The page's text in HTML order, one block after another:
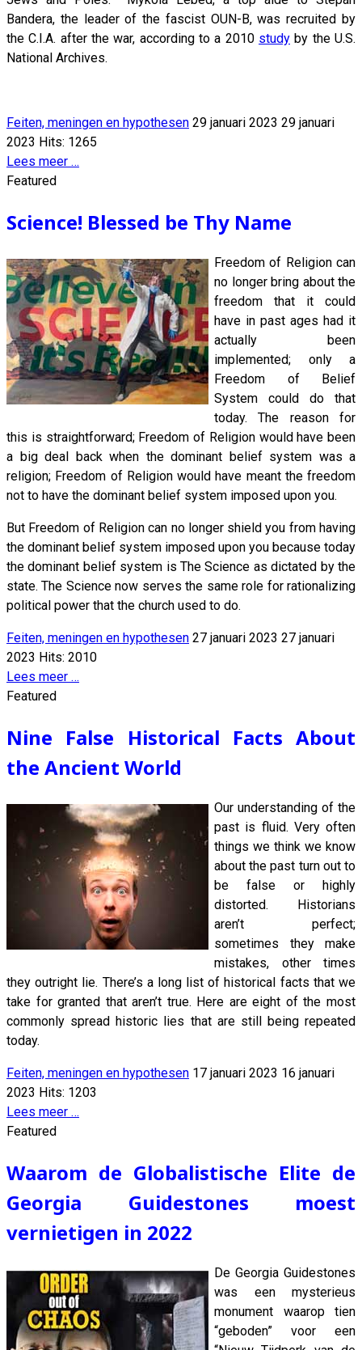
Bandera, the leader of the fascist OUN-B, was recruited by
the C.I.A. after the war, according to a 2010 study by the U.S.
National Archives.
Feiten, meningen en hypothesen 29 januari 2023 29 januari
2023 Hits: 1265
Lees meer …
Featured
Science! Blessed be Thy Name
Freedom of Religion can
no longer bring about the
freedom that it could
have in past ages had it
actually been
implemented; only a
Freedom of Belief
System could do that
today. The reason for
this is straightforward; Freedom of Religion would have been
a big deal back when the dominant belief system was a
religion; Freedom of Religion would have meant the freedom
not to have the dominant belief system imposed upon you.
But Freedom of Religion can no longer shield you from having
the dominant belief system imposed upon you because today
the dominant belief system is The Science as dictated by the
state. The Science now serves the same role for rationalizing
political power that the church used to do.
Feiten, meningen en hypothesen 27 januari 2023 27 januari
2023 Hits: 2010
Lees meer …
Featured
Nine False Historical Facts About
the Ancient World
Our understanding of the
past is fluid. Very often
things we think we know
about the past turn out to
be false or highly
distorted. Historians
aren’t perfect;
sometimes they make
mistakes, other times
they outright lie. There’s a long list of historical facts that we
take for granted that aren’t true. Here are eight of the most
commonly spread historic lies that are still being repeated
today.
Feiten, meningen en hypothesen 17 januari 2023 16 januari
2023 Hits: 1203
Lees meer …
Featured
Waarom de Globalistische Elite de
Georgia Guidestones moest
vernietigen in 2022
De Georgia Guidestones
was een mysterieus
monument waarop tien
“geboden” voor een